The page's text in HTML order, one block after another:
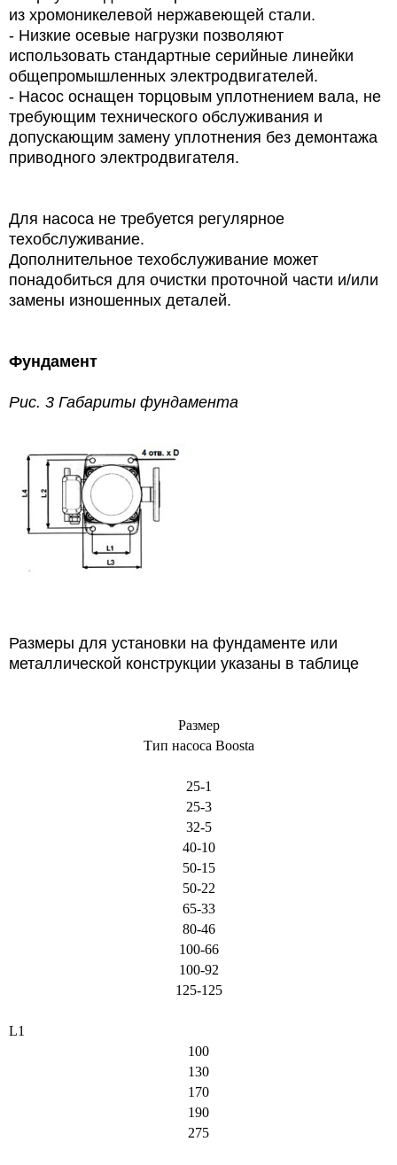
из хромоникелевой нержавеющей стали.
- Низкие осевые нагрузки позволяют
использовать стандартные серийные линейки
общепромышленных электродвигателей.
- Насос оснащен торцовым уплотнением вала, не
требующим технического обслуживания и
допускающим замену уплотнения без демонтажа
приводного электродвигателя.
Для насоса не требуется регулярное
техобслуживание.
Дополнительное техобслуживание может
понадобиться для очистки проточной части и/или
замены изношенных деталей.
Фундамент
Рис. 3 Габариты фундамента
Размеры для установки на фундаменте или
металлической конструкции указаны в таблице
Размер
Тип насоса Boosta
25-1
25-3
32-5
40-10
50-15
50-22
65-33
80-46
100-66
100-92
125-125
L1
100
130
170
190
275